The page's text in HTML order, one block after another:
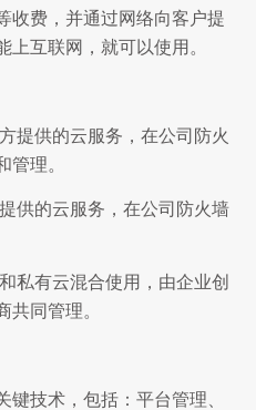
收费，并通过网络向客户提
互联网，就可以使用。
提供的云服务，在公司防火
管理。
供的云服务，在公司防火墙
私有云混合使用，由企业创
共同管理。
键技术，包括：平台管理、